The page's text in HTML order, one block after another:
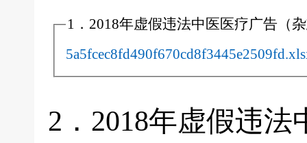
1．2018年虚假违法中医医疗广告（
2．2018年虚假违